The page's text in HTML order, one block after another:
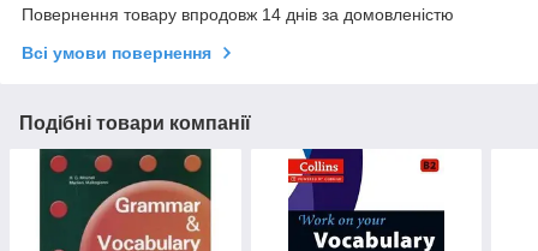
Повернення товару впродовж 14 днів за домовленістю
Всі умови повернення
Подібні товари компанії